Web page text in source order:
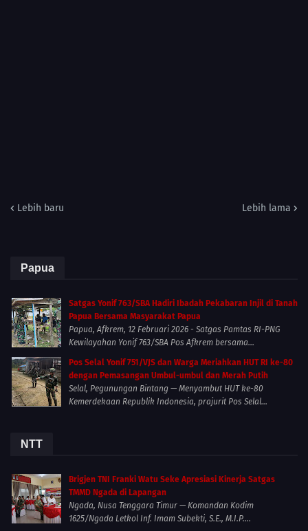
Lebih baru Lebih lama
Papua
Satgas Yonif 763/SBA Hadiri Ibadah Pekabaran Injil di Tanah
Papua Bersama Masyarakat Papua
Papua, Afkrem, 12 Februari 2026 - Satgas Pamtas RI-PNG
Kewilayahan Yonif 763/SBA Pos Afkrem bersama...
Pos Selal Yonif 751/VJS dan Warga Meriahkan HUT RI ke-80
dengan Pemasangan Umbul-umbul dan Merah Putih
Selal, Pegunungan Bintang — Menyambut HUT ke-80
Kemerdekaan Republik Indonesia, prajurit Pos Selal...
NTT
Brigjen TNI Franki Watu Seke Apresiasi Kinerja Satgas
TMMD Ngada di Lapangan
Ngada, Nusa Tenggara Timur — Komandan Kodim
1625/Ngada Letkol Inf. Imam Subekti, S.E., M.I.P....